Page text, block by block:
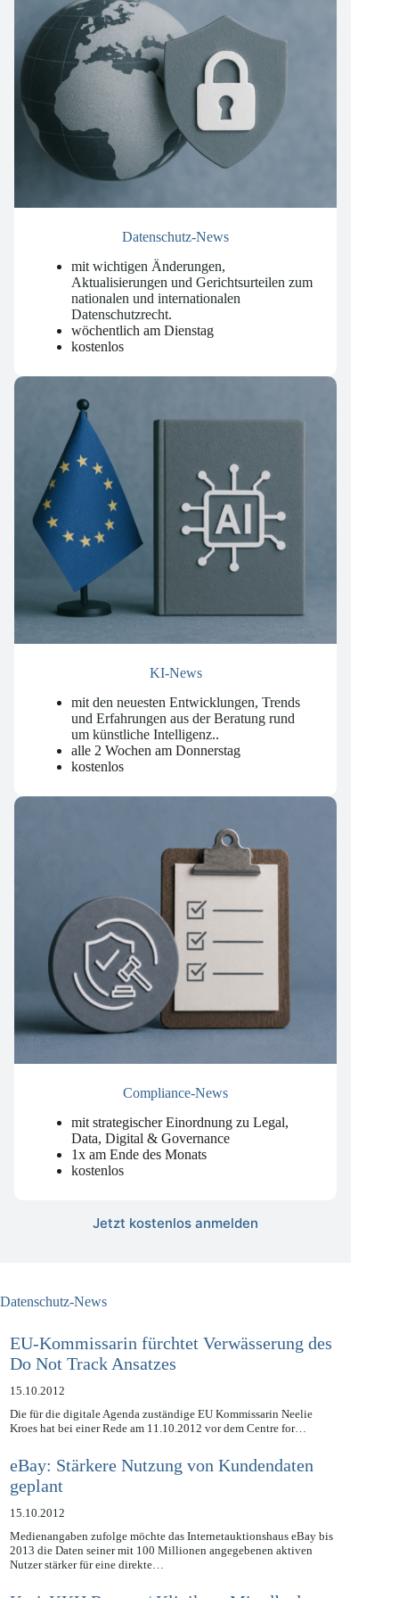
Datenschutz-News
mit wichtigen Änderungen,
Aktualisierungen und Gerichtsurteilen zum
nationalen und internationalen
Datenschutzrecht.
wöchentlich am Dienstag
mit den neuesten Entwicklungen, Trends
und Erfahrungen aus der Beratung rund
um künstliche Intelligenz..
alle 2 Wochen am Donnerstag
mit strategischer Einordnung zu Legal,
Data, Digital & Governance
1x am Ende des Monats
EU-Kommissarin fürchtet Verwässerung des
Do Not Track Ansatzes
15.10.2012
Die für die digitale Agenda zuständige EU Kommissarin Neelie
eBay: Stärkere Nutzung von Kundendaten
geplant
15.10.2012
Medienangaben zufolge möchte das Internetauktionshaus eBay bis
2013 die Daten seiner mit 100 Millionen angegebenen aktiven